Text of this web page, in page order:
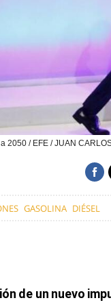
2050 / EFE / JUAN
GASOLINA DIÉSEL
de un nuevo